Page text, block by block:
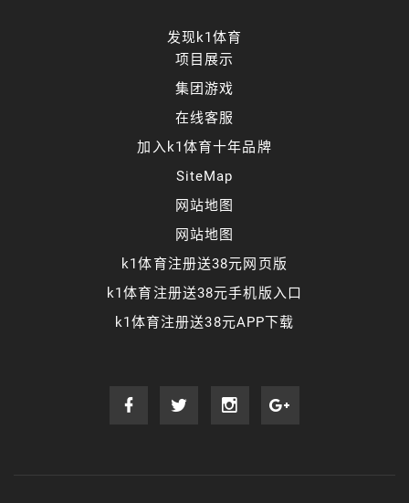
发现k1体育
项目展示
集团游戏
在线客服
加入k1体育十年品牌
SiteMap
网站地图
网站地图
k1体育注册送38元网页版
k1体育注册送38元手机版入口
k1体育注册送38元APP下载